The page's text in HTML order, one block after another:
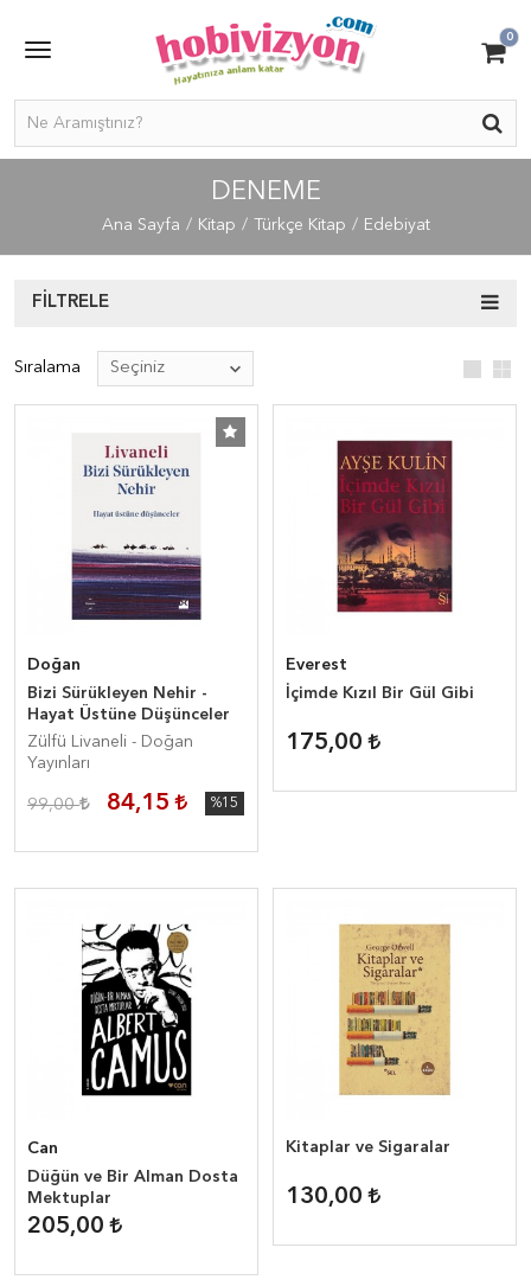
0
DENEME
Ana Sayfa Kitap Türkçe Kitap Edebiyat
FILTRELE
Sıralama
Doğan
Bizi Sürükleyen Nehir -
Hayat Üstüne Düşünceler
Zülfü Livaneli - Doğan
Yayınları
99,00 84,15 %15
Everest
İçimde Kızıl Bir Gül Gibi
175,00
Can
Düğün ve Bir Alman Dosta
Mektuplar
205,00
Kitaplar ve Sigaralar
130,00